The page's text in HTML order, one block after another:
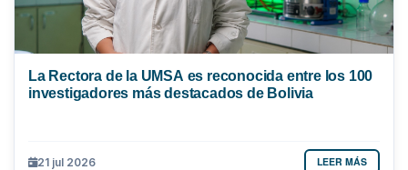
La Rectora de la UMSA es reconocida entre los 100
investigadores más destacados de Bolivia
21 jul 2026 LEER MÁS